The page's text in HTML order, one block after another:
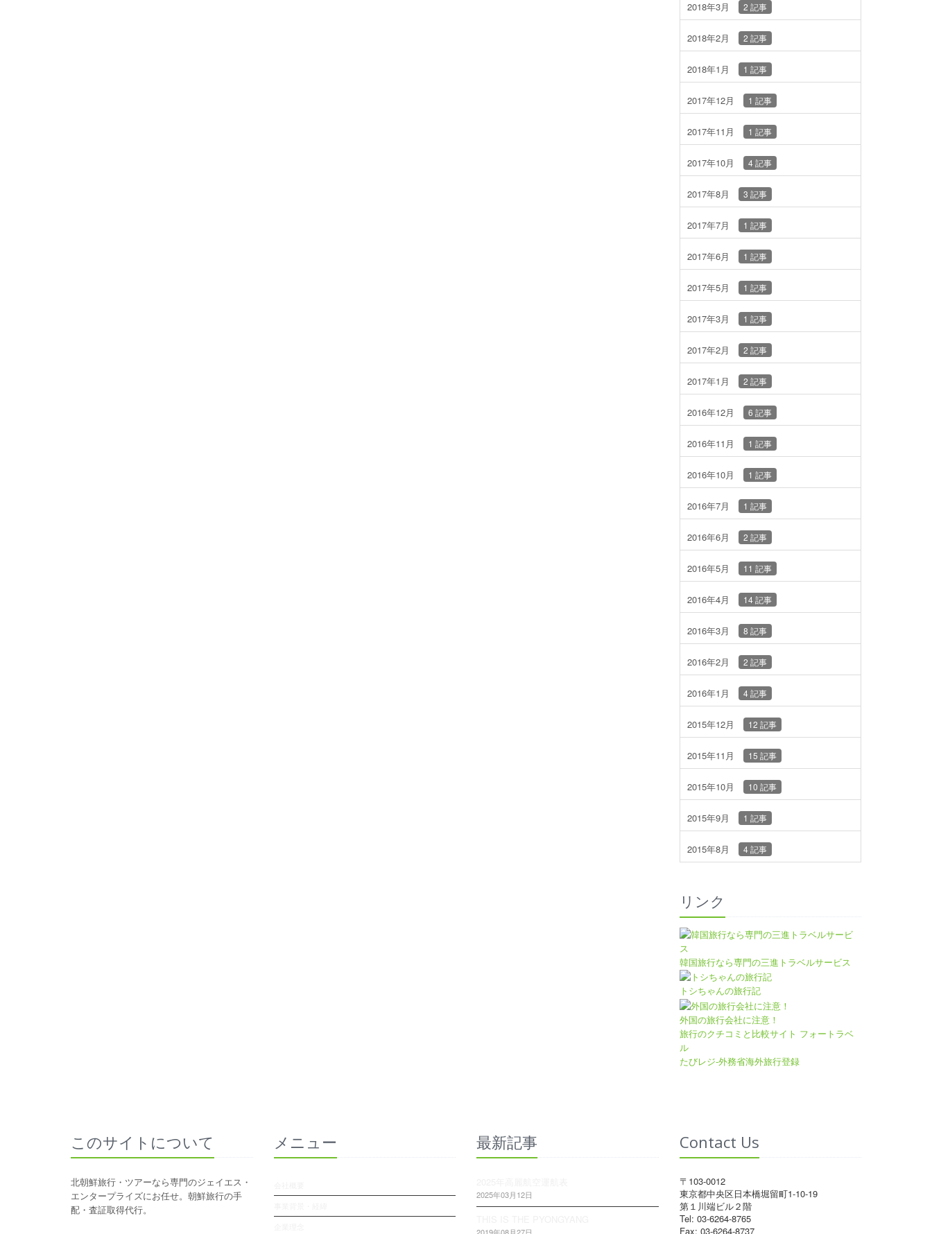
2018年3月 2 記事
2018年2月 2 記事
2018年1月 1 記事
2017年12月 1 記事
2017年11月 1 記事
2017年10月 4 記事
2017年8月 3 記事
2017年7月 1 記事
2017年6月 1 記事
2017年5月 1 記事
2017年3月 1 記事
2017年2月 2 記事
2017年1月 2 記事
2016年12月 6 記事
2016年11月 1 記事
2016年10月 1 記事
2016年7月 1 記事
2016年6月 2 記事
2016年5月 11 記事
2016年4月 14 記事
2016年3月 8 記事
2016年2月 2 記事
2016年1月 4 記事
2015年12月 12 記事
2015年11月 15 記事
2015年10月 10 記事
2015年9月 1 記事
2015年8月 4 記事
リンク
韓国旅行なら専門の三進トラベルサービス
トシちゃんの旅行記
外国の旅行会社に注意！
旅行のクチコミと比較サイト フォートラベ
ル
たびレジ-外務省海外旅行登録
このサイトについて
北朝鮮旅行・ツアーなら専門のジェイエス・
エンタープライズにお任せ。朝鮮旅行の手
配・査証取得代行。
メニュー 最新記事
2025年03月12日
2019年08月27日
Contact Us
〒103-0012
東京都中央区日本橋堀留町1-10-19
第１川端ビル２階
Tel: 03-6264-8765
Fax: 03-6264-8737